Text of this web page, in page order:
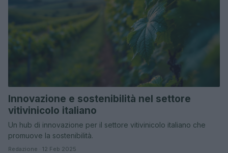
Innovazione e sostenibilità nel settore
vitivinicolo italiano
Un hub di innovazione per il settore vitivinicolo italiano che
promuove la sostenibilità.
Redazione · 12 Feb 2025